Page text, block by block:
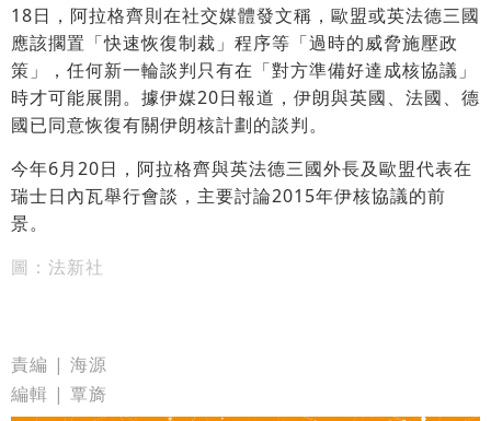
18日，阿拉格齊則在社交媒體發文稱，歐盟或英法德三國
應該擱置「快速恢復制裁」程序等「過時的威脅施壓政
策」，任何新一輪談判只有在「對方準備好達成核協議」
時才可能展開。據伊媒20日報道，伊朗與英國、法國、德
國已同意恢復有關伊朗核計劃的談判。
今年6月20日，阿拉格齊與英法德三國外長及歐盟代表在
瑞士日內瓦舉行會談，主要討論2015年伊核協議的前
景。
圖：法新社
責編 | 海源
編輯 | 覃旖